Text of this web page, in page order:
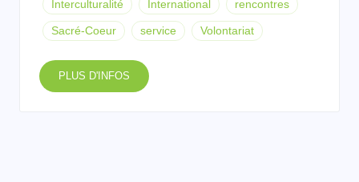
Interculturalité International rencontres
Sacré-Coeur service Volontariat
PLUS D'INFOS